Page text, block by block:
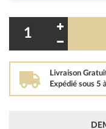
Livraison
Expédié sous 5